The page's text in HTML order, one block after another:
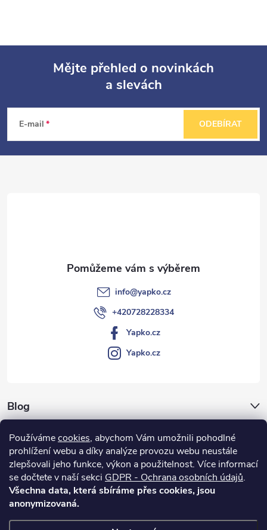
Používámecookies, abychom Vám umožnili pohodlné
prohlížení webu a díky analýze provozu webu neustále
zlepšovali jeho funkce, výkon a použitelnost. Více informací
se dočtete v naší sekci GDPR - Ochrana osobních údajů.
Všechna data, která sbíráme přes cookies, jsou
anonymizovaná.
p
Mějte přehled o novinkách
a slevách
E-mail ODEBÍRAT
Blog
Vše o nákupu
info@yapko.cz
+420728228334
Yapko.cz
Yapko.cz